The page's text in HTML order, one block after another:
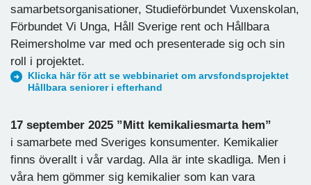
samarbetsorganisationer, Studieförbundet Vuxenskolan,
Förbundet Vi Unga, Håll Sverige rent och Hållbara
Reimersholme var med och presenterade sig och sin
roll i projektet.
Klicka här för att se webbinariet om arvsfondsprojektet
Hållbara seniorer i efterhand
17 september 2025 ”Mitt kemikaliesmarta hem”
i samarbete med Sveriges konsumenter. Kemikalier
finns överallt i vår vardag. Alla är inte skadliga. Men i
våra hem gömmer sig kemikalier som kan vara